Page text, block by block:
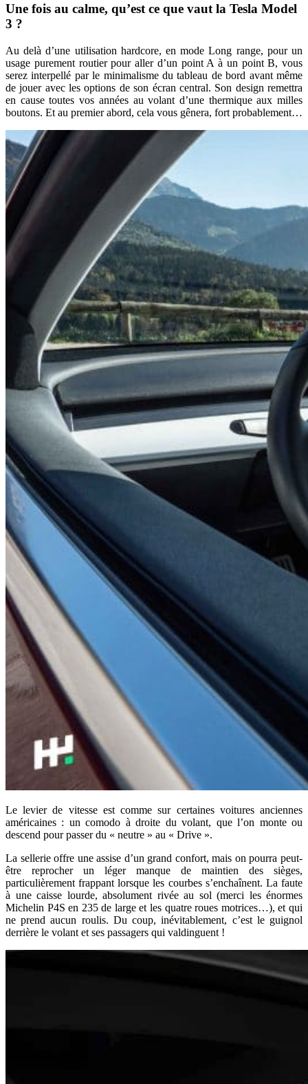
Une fois au calme, qu’est ce que vaut la Tesla Model
3 ?
Au delà d’une utilisation hardcore, en mode Long range, pour un
usage purement routier pour aller d’un point A à un point B, vous
serez interpellé par le minimalisme du tableau de bord avant même
de jouer avec les options de son écran central. Son design remettra
en cause toutes vos années au volant d’une thermique aux milles
boutons. Et au premier abord, cela vous gênera, fort probablement…
Le levier de vitesse est comme sur certaines voitures anciennes
américaines : un comodo à droite du volant, que l’on monte ou
descend pour passer du « neutre » au « Drive ».
La sellerie offre une assise d’un grand confort, mais on pourra peut-
être reprocher un léger manque de maintien des sièges,
particulièrement frappant lorsque les courbes s’enchaînent. La faute
à une caisse lourde, absolument rivée au sol (merci les énormes
Michelin P4S en 235 de large et les quatre roues motrices…), et qui
ne prend aucun roulis. Du coup, inévitablement, c’est le guignol
derrière le volant et ses passagers qui valdinguent !